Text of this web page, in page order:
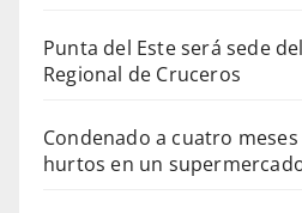
Punta del Este será sede
Regional de Cruceros
Condenado a cuatro
hurtos en un